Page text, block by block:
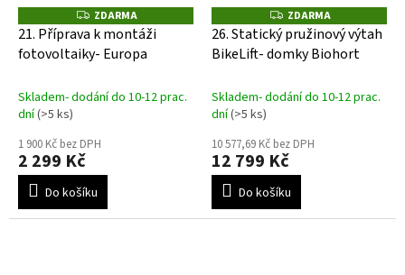
Z
D
A
R
M
ZDARMA
21. Příprava k montáži
fotovoltaiky- Europa
Skladem- dodání do 10-12 prac.
dní(>5 ks)
1 900 Kč bez DPH
2 299 Kč
Do košíku
Z
D
A
R
ZDARMA
26. Statický pružinový výtah
BikeLift- domky Biohort
Skladem- dodání do 10-12 prac.
dní(>5 ks)
10 577,69 Kč bez DPH
12 799 Kč
Do košíku